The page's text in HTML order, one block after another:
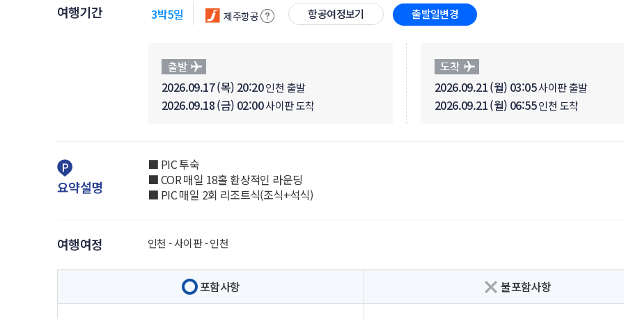
여행기간 3박5일 제주항공 항공여정보기 출발일변경
2026.09.17 (목) 20:20인천 출발
2026.09.18 (금) 02:00사이판 도착
2026.09.21 (월) 03:05사이판 출발
2026.09.21 (월) 06:55인천 도착
요약설명
■ PIC 투숙
■ COR 매일 18홀 환상적인 라운딩
■ PIC 매일 2회 리조트식(조식+석식)
여행여정 인천 - 사이판 - 인천
포함사항 불포함사항